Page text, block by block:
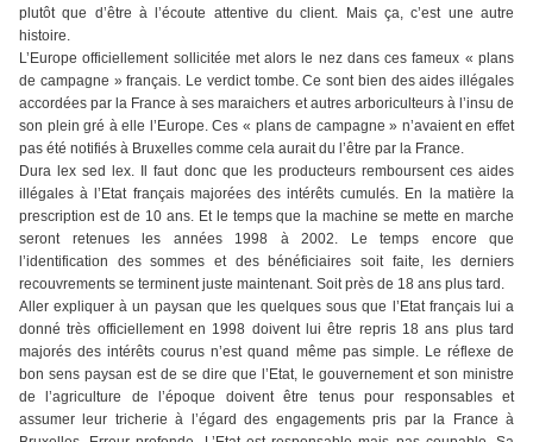
plutôt que d’être à l’écoute attentive du client. Mais ça, c’est une autre
histoire.
L’Europe officiellement sollicitée met alors le nez dans ces fameux « plans
de campagne » français. Le verdict tombe. Ce sont bien des aides illégales
accordées par la France à ses maraichers et autres arboriculteurs à l’insu de
son plein gré à elle l’Europe. Ces « plans de campagne » n’avaient en effet
pas été notifiés à Bruxelles comme cela aurait du l’être par la France.
Dura lex sed lex. Il faut donc que les producteurs remboursent ces aides
illégales à l’Etat français majorées des intérêts cumulés. En la matière la
prescription est de 10 ans. Et le temps que la machine se mette en marche
seront retenues les années 1998 à 2002. Le temps encore que
l’identification des sommes et des bénéficiaires soit faite, les derniers
recouvrements se terminent juste maintenant. Soit près de 18 ans plus tard.
Aller expliquer à un paysan que les quelques sous que l’Etat français lui a
donné très officiellement en 1998 doivent lui être repris 18 ans plus tard
majorés des intérêts courus n’est quand même pas simple. Le réflexe de
bon sens paysan est de se dire que l’Etat, le gouvernement et son ministre
de l’agriculture de l’époque doivent être tenus pour responsables et
assumer leur tricherie à l’égard des engagements pris par la France à